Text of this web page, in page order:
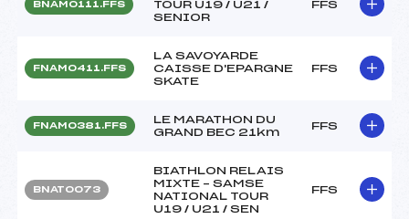
BNAM0111.FFS
TOUR U19 / U21 /
SENIOR
FFS
FNAM0411.FFS
LA SAVOYARDE
CAISSE D'EPARGNE
SKATE
FFS
FNAM0381.FFS
LE MARATHON DU
GRAND BEC 21km
FFS
BNAT0073
BIATHLON RELAIS
MIXTE – SAMSE
NATIONAL TOUR
U19 / U21 / SEN
FFS